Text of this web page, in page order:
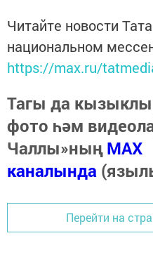
Читайте новости
национальном
https://max.ru/
Тагы да
фото һәм
Чаллы»ныңMAX
каналында
Перейти на